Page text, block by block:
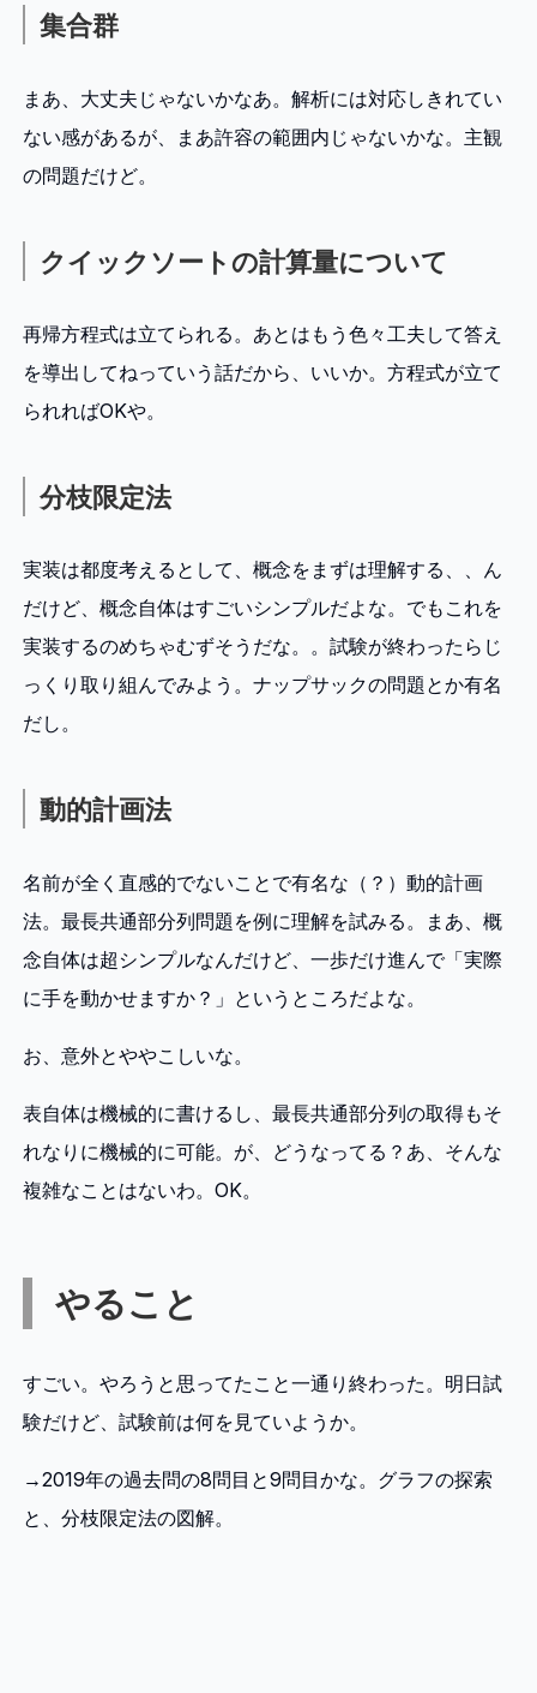
集合群
まあ、大丈夫じゃないかなあ。解析には対応しきれてい
ない感があるが、まあ許容の範囲内じゃないかな。主観
の問題だけど。
クイックソートの計算量について
再帰方程式は立てられる。あとはもう色々工夫して答え
を導出してねっていう話だから、いいか。方程式が立て
られればOKや。
分枝限定法
実装は都度考えるとして、概念をまずは理解する、、ん
だけど、概念自体はすごいシンプルだよな。でもこれを
実装するのめちゃむずそうだな。。試験が終わったらじ
っくり取り組んでみよう。ナップサックの問題とか有名
だし。
動的計画法
名前が全く直感的でないことで有名な（？）動的計画
法。最長共通部分列問題を例に理解を試みる。まあ、概
念自体は超シンプルなんだけど、一歩だけ進んで「実際
に手を動かせますか？」というところだよな。
お、意外とややこしいな。
表自体は機械的に書けるし、最長共通部分列の取得もそ
れなりに機械的に可能。が、どうなってる？あ、そんな
複雑なことはないわ。OK。
やること
すごい。やろうと思ってたこと一通り終わった。明日試
験だけど、試験前は何を見ていようか。
→2019年の過去問の8問目と9問目かな。グラフの探索
と、分枝限定法の図解。